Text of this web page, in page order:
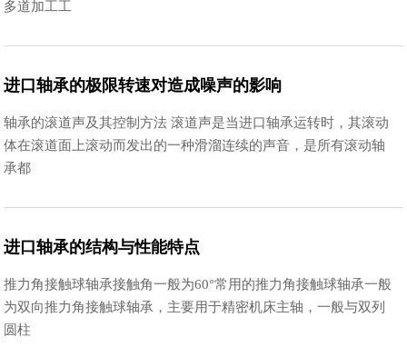
多道加工工
进口轴承的极限转速对造成噪声的影响
轴承的滚道声及其控制方法 滚道声是当进口轴承运转时，其滚动
体在滚道面上滚动而发出的一种滑溜连续的声音，是所有滚动轴
承都
进口轴承的结构与性能特点
推力角接触球轴承接触角一般为60°常用的推力角接触球轴承一般
为双向推力角接触球轴承，主要用于精密机床主轴，一般与双列
圆柱